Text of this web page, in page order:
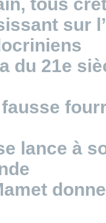
sur
du 21e
lance à